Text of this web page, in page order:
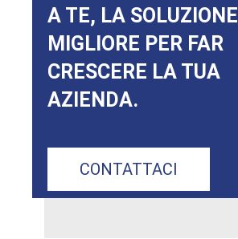
A TE, LA SOLUZIONE
MIGLIORE PER FAR
CRESCERE LA TUA
AZIENDA.
CONTATTACI